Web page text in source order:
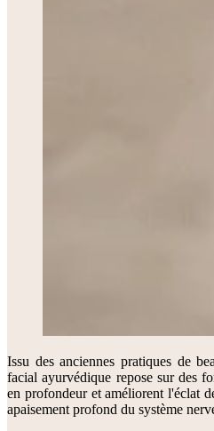
Issu des anciennes pratiques de
facial ayurvédique repose sur des
en profondeur et améliorent l'éclat
apaisement profond du système